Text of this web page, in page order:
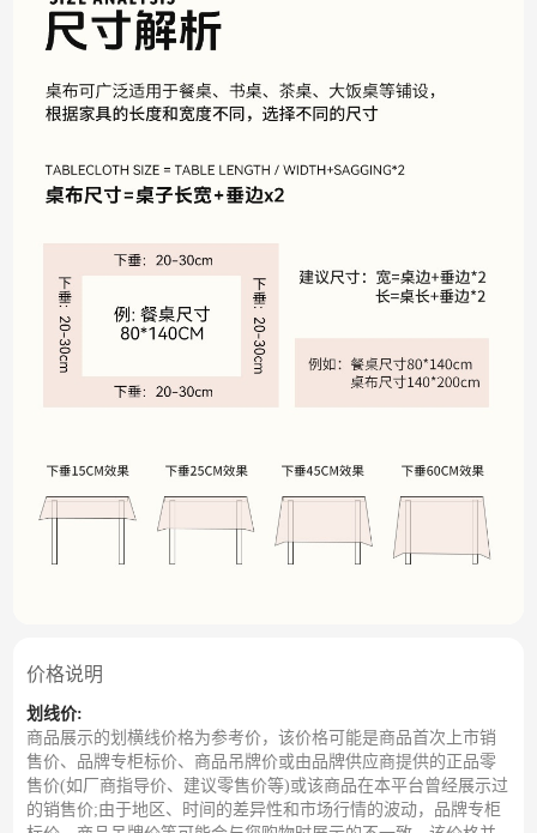
价格说明
划线价:
商品展示的划横线价格为参考价，该价格可能是商品首次上市销
售价、品牌专柜标价、商品吊牌价或由品牌供应商提供的正品零
售价(如厂商指导价、建议零售价等)或该商品在本平台曾经展示过
的销售价;由于地区、时间的差异性和市场行情的波动，品牌专柜